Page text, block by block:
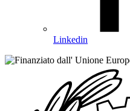
Linkedin